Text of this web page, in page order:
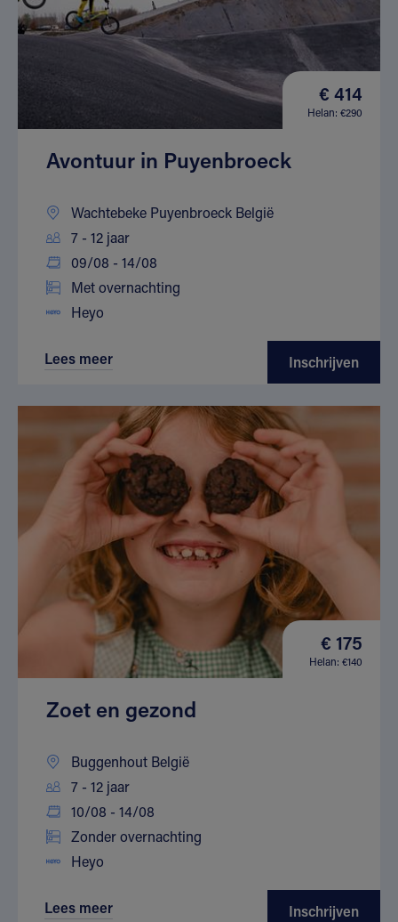
€ 414
Helan: €290
Avontuur in Puyenbroeck
Wachtebeke Puyenbroeck België
7 - 12 jaar
09/08 - 14/08
Met overnachting
Heyo
Lees meer Inschrijven
€ 175
Helan: €140
Zoet en gezond
Buggenhout België
7 - 12 jaar
10/08 - 14/08
Zonder overnachting
Heyo
Lees meer Inschrijven